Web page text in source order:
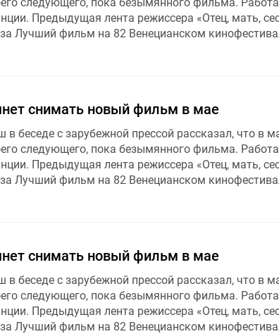
Предыдущая лента режиссера «Отец, мать,
Лучший фильм на 82 Венецианском
снимать новый фильм в мае
беседе с зарубежной прессой рассказал, что в
следующего, пока безымянного фильма.
Предыдущая лента режиссера «Отец, мать,
Лучший фильм на 82 Венецианском
снимать новый фильм в мае
беседе с зарубежной прессой рассказал, что в
следующего, пока безымянного фильма.
Предыдущая лента режиссера «Отец, мать,
Лучший фильм на 82 Венецианском